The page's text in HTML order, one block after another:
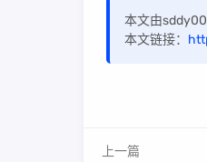
本文由
本文链接：
上一篇